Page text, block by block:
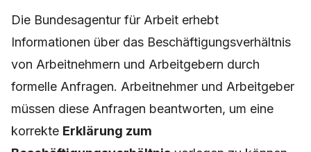
Die Bundesagentur für Arbeit erhebt
Informationen über das Beschäftigungsverhältnis
von Arbeitnehmern und Arbeitgebern durch
formelle Anfragen. Arbeitnehmer und Arbeitgeber
müssen diese Anfragen beantworten, um eine
korrekte Erklärung zum